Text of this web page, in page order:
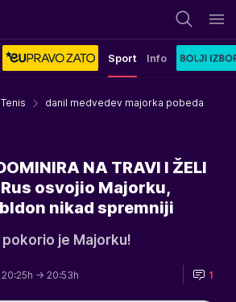
Sport Info
Tenis danil medvedev majorka pobeda
NA TRAVI I ŽELI
Rus osvojio Majorku,
nikad spremniji
je Majorku!
→ 20:53h 1